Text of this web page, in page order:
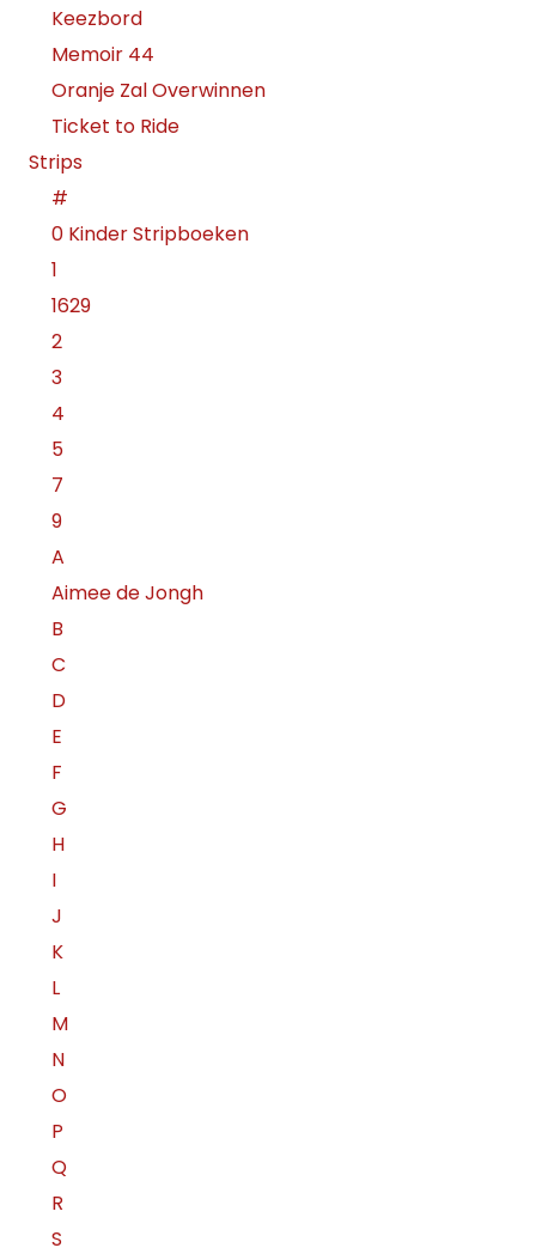
Keezbord
Memoir 44
Oranje Zal Overwinnen
Ticket to Ride
Strips
#
0 Kinder Stripboeken
1
1629
2
3
4
5
7
9
A
Aimee de Jongh
B
C
D
E
F
G
H
I
J
K
L
M
N
O
P
Q
R
S